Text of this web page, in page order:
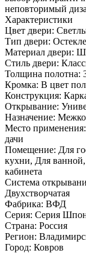
неповторимый
Характеристики
Цвет двери:
Тип двери:
Материал двери:
Стиль двери:
Толщина полотна:
Кромка: В цвет
Конструкция:
Открывание:
Назначение:
Место
дачи
Помещение: Для
кухни, Для
кабинета
Система
Двухстворчатая
Фабрика: ВФД
Серия: Серия
Страна: Россия
Регион:
Город: Ковров